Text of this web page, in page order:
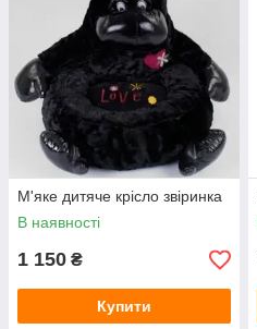
М'яке дитяче крісло звіринка
В наявності
1 150 ₴
Купити